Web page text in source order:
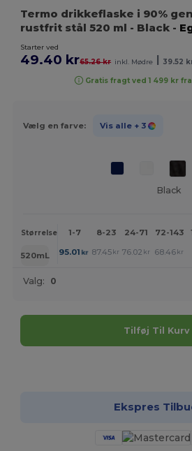
Termo drikkeflaske i 90%
rustfrit stål 520 ml - Black -
Starter ved
49.40 kr65.26 kr inkl. Mødre 39.52
Gratis fragt ved 1 499 kr
Vælg en farve: Vis alle + 3
Black
Størrelse 1-7 8-23 24-71 72-143
520mL 95.01 kr 87.45 kr 76.02 kr 68.46 kr
Valg: 0
Tilføj Til Kurv
Ekspres